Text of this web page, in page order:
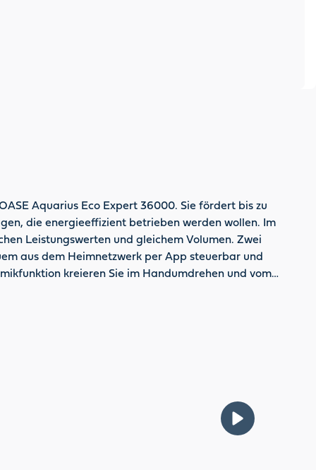
Aquarius Eco Expert 36000. Sie fördert bis zu
die energieeffizient betrieben werden wollen. Im
Leistungswerten und gleichem Volumen. Zwei
aus dem Heimnetzwerk per App steuerbar und
kreieren Sie im Handumdrehen und vom